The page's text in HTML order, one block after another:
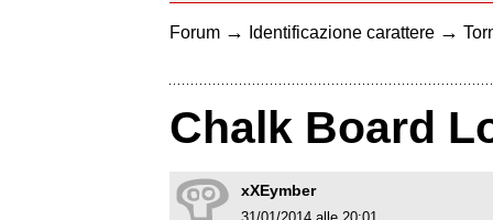
Forum → Identificazione carattere →
Chalk Board
xXEymber